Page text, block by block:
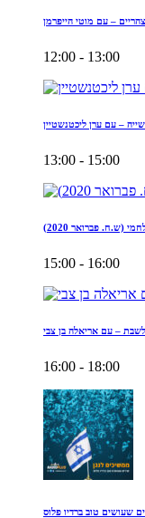
– עם מוטי הייפרמן
12:00 - 13:00
– עם ערן ליכטנשטיין
13:00 - 15:00
(ש.ח. פברואר 2020)
15:00 - 16:00
לשבת – עם אריאלה בן צבי
16:00 - 18:00
שעושים טוב ברדיו פלוס